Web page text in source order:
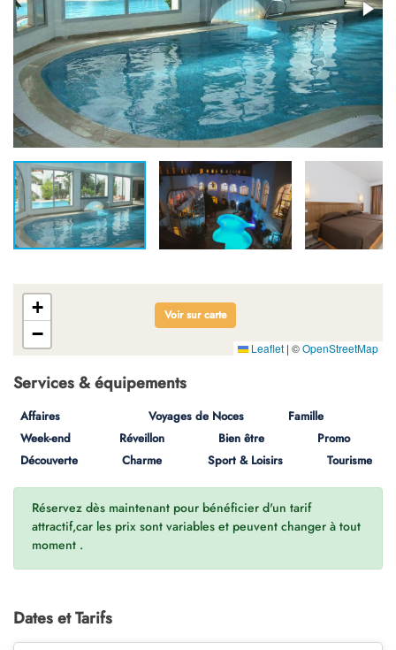
+
−
Leaflet | ©OpenStreetMap
Voir sur carte
Services & équipements
Affaires Voyages de Noces
Famille
Week-end
Réveillon Bien être
Promo
Découverte
Charme Sport & Loisirs Tourisme
Réservez dès maintenant pour bénéficier d'un tarif
attractif,car les prix sont variables et peuvent changer à tout
moment .
Dates et Tarifs